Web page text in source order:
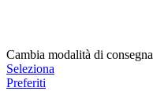
Cambia modalità di consegna
Seleziona
Preferiti